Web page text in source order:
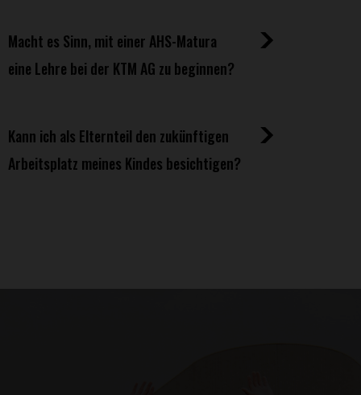
Macht es Sinn, mit einer AHS-Matura
eine Lehre bei der KTM AG zu beginnen?
Kann ich als Elternteil den zukünftigen
Arbeitsplatz meines Kindes besichtigen?